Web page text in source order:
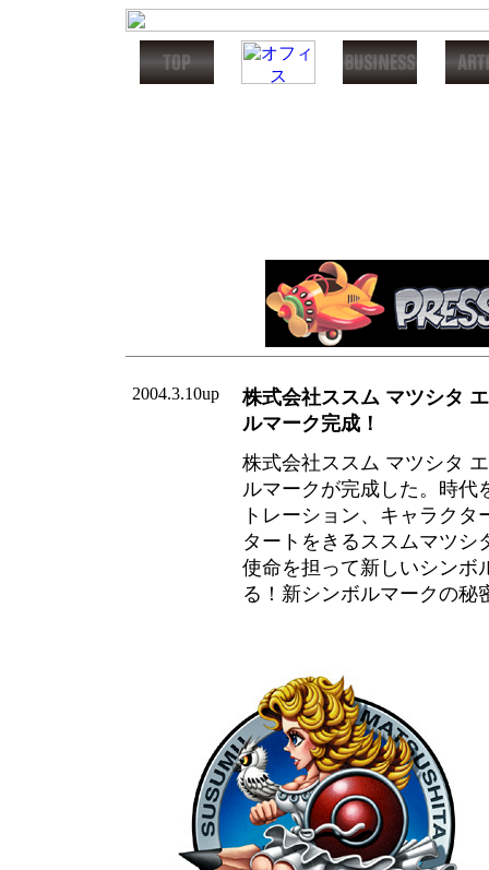
2004.3.10up
株式会社ススム マツシタ
ルマーク完成！
株式会社ススム マツシタ
ルマークが完成した。時代
トレーション、キャラク
タートをきるススムマツシ
使命を担って新しいシンボ
る！新シンボルマークの秘